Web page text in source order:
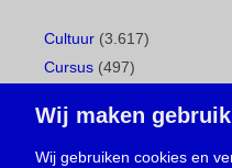
Cultuur (3.617)
Cursus (497)
Gemeentepagina(104)
Ingezonden brief(537)
Wij maken
Wij gebruiken cookies en